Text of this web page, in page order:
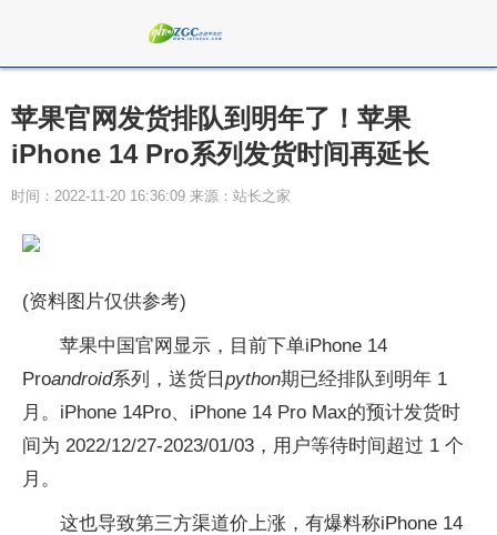
苹果官网发货排队到明年了！苹果
iPhone 14 Pro系列发货时间再延长
时间：2022-11-20 16:36:09 来源：站长之家
(资料图片仅供参考)
苹果中国官网显示，目前下单iPhone 14
Proandroid系列，送货日 python期已经排队到明年 1
月。iPhone 14Pro、iPhone 14 Pro Max的预计发货时
间为 2022/12/27-2023/01/03，用户等待时间超过 1 个
月。
这也导致第三方渠道价上涨，有爆料称iPhone 14